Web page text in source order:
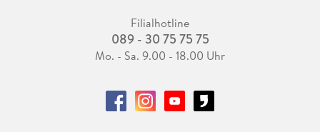
Filialhotline
089 - 30 75 75 75
Mo. - Sa. 9.00 - 18.00 Uhr